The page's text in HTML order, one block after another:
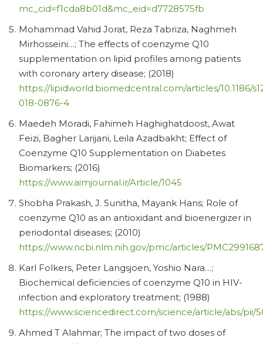
mc_cid=f1cda8b01d&mc_eid=d7728575fb
Mohammad Vahid Jorat, Reza Tabriza, Naghmeh
Mirhosseini…; The effects of coenzyme Q10
supplementation on lipid profiles among patients
with coronary artery disease; (2018)
https://lipidworld.biomedcentral.com/articles/10.1186/
018-0876-4
Maedeh Moradi, Fahimeh Haghighatdoost, Awat
Feizi, Bagher Larijani, Leila Azadbakht; Effect of
Coenzyme Q10 Supplementation on Diabetes
Biomarkers; (2016)
https://www.aimjournal.ir/Article/1045
Shobha Prakash, J. Sunitha, Mayank Hans; Role of
coenzyme Q10 as an antioxidant and bioenergizer in
periodontal diseases; (2010)
https://www.ncbi.nlm.nih.gov/pmc/articles/
Karl Folkers, Peter Langsjoen, Yoshio Nara…;
Biochemical deficiencies of coenzyme Q10 in HIV-
infection and exploratory treatment; (1988)
https://www.sciencedirect.com/science/article/abs/pii/
Ahmed T Alahmar; The impact of two doses of